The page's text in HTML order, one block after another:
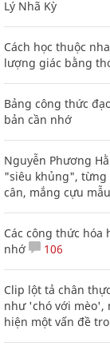
Lý Nhã Kỳ
Cách học thuộc
lượng giác bằng
Bảng công thức
bản cần nhớ
Nguyễn Phương
"siêu khủng", từng
cân, mắng cựu
Các công thức hóa
nhớ
106
Clip lột tả chân
như 'chó với mèo',
hiện một vấn đề